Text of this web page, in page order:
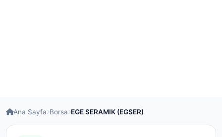
Ana Sayfa Borsa EGE SERAMIK (EGSER)